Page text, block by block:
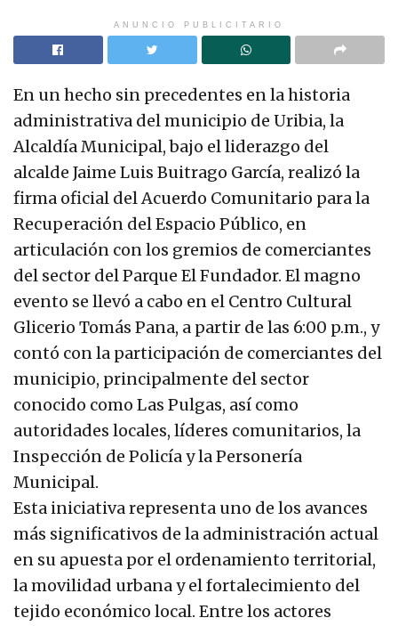
ANUNCIO PUBLICITARIO
En un hecho sin precedentes en la historia
administrativa del municipio de Uribia, la
Alcaldía Municipal, bajo el liderazgo del
alcalde Jaime Luis Buitrago García, realizó la
firma oficial del Acuerdo Comunitario para la
Recuperación del Espacio Público, en
articulación con los gremios de comerciantes
del sector del Parque El Fundador. El magno
evento se llevó a cabo en el Centro Cultural
Glicerio Tomás Pana, a partir de las 6:00 p.m., y
contó con la participación de comerciantes del
municipio, principalmente del sector
conocido como Las Pulgas, así como
autoridades locales, líderes comunitarios, la
Inspección de Policía y la Personería
Municipal.
Esta iniciativa representa uno de los avances
más significativos de la administración actual
en su apuesta por el ordenamiento territorial,
la movilidad urbana y el fortalecimiento del
tejido económico local. Entre los actores